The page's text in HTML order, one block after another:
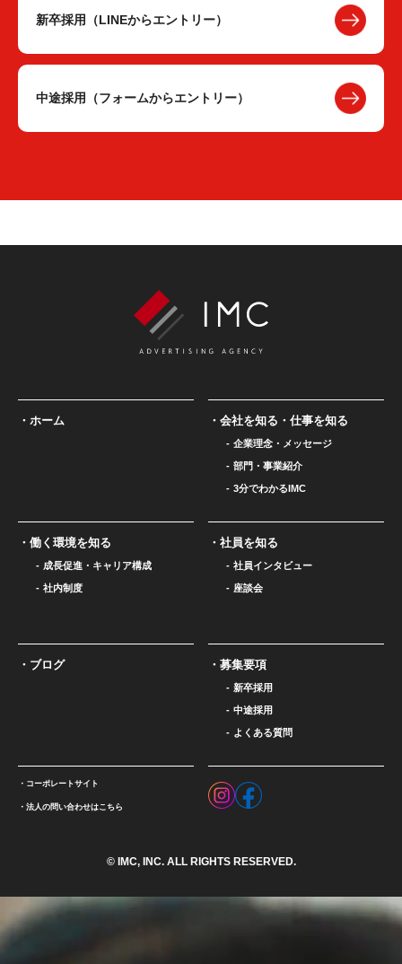
新卒採用（LINEからエントリー）
中途採用（フォームからエントリー）
ホーム 会社を知る・仕事を知る
企業理念・メッセージ
部門・事業紹介
3分でわかるIMC
働く環境を知る
成長促進・キャリア構成
社内制度
社員を知る
社員インタビュー
座談会
ブログ 募集要項
新卒採用
中途採用
よくある質問
コーポレートサイト
法人の問い合わせはこちら
© IMC, INC. ALL RIGHTS RESERVED.